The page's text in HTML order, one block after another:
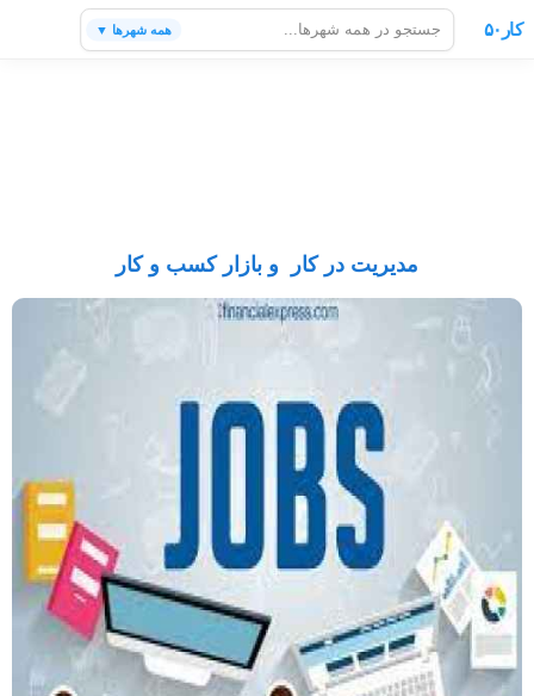
کار۵۰ همه شهرها ▼
مدیریت در کار و بازار کسب و کار